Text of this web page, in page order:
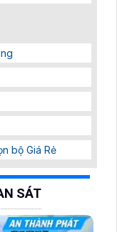
bộ Giá Rẻ
SÁT